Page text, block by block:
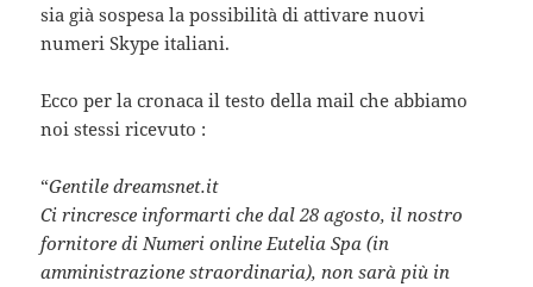
sia già sospesa la possibilità di attivare nuovi
numeri Skype italiani.
Ecco per la cronaca il testo della mail che abbiamo
noi stessi ricevuto :
“Gentile dreamsnet.it
Ci rincresce informarti che dal 28 agosto, il nostro
fornitore di Numeri online Eutelia Spa (in
amministrazione straordinaria), non sarà più in